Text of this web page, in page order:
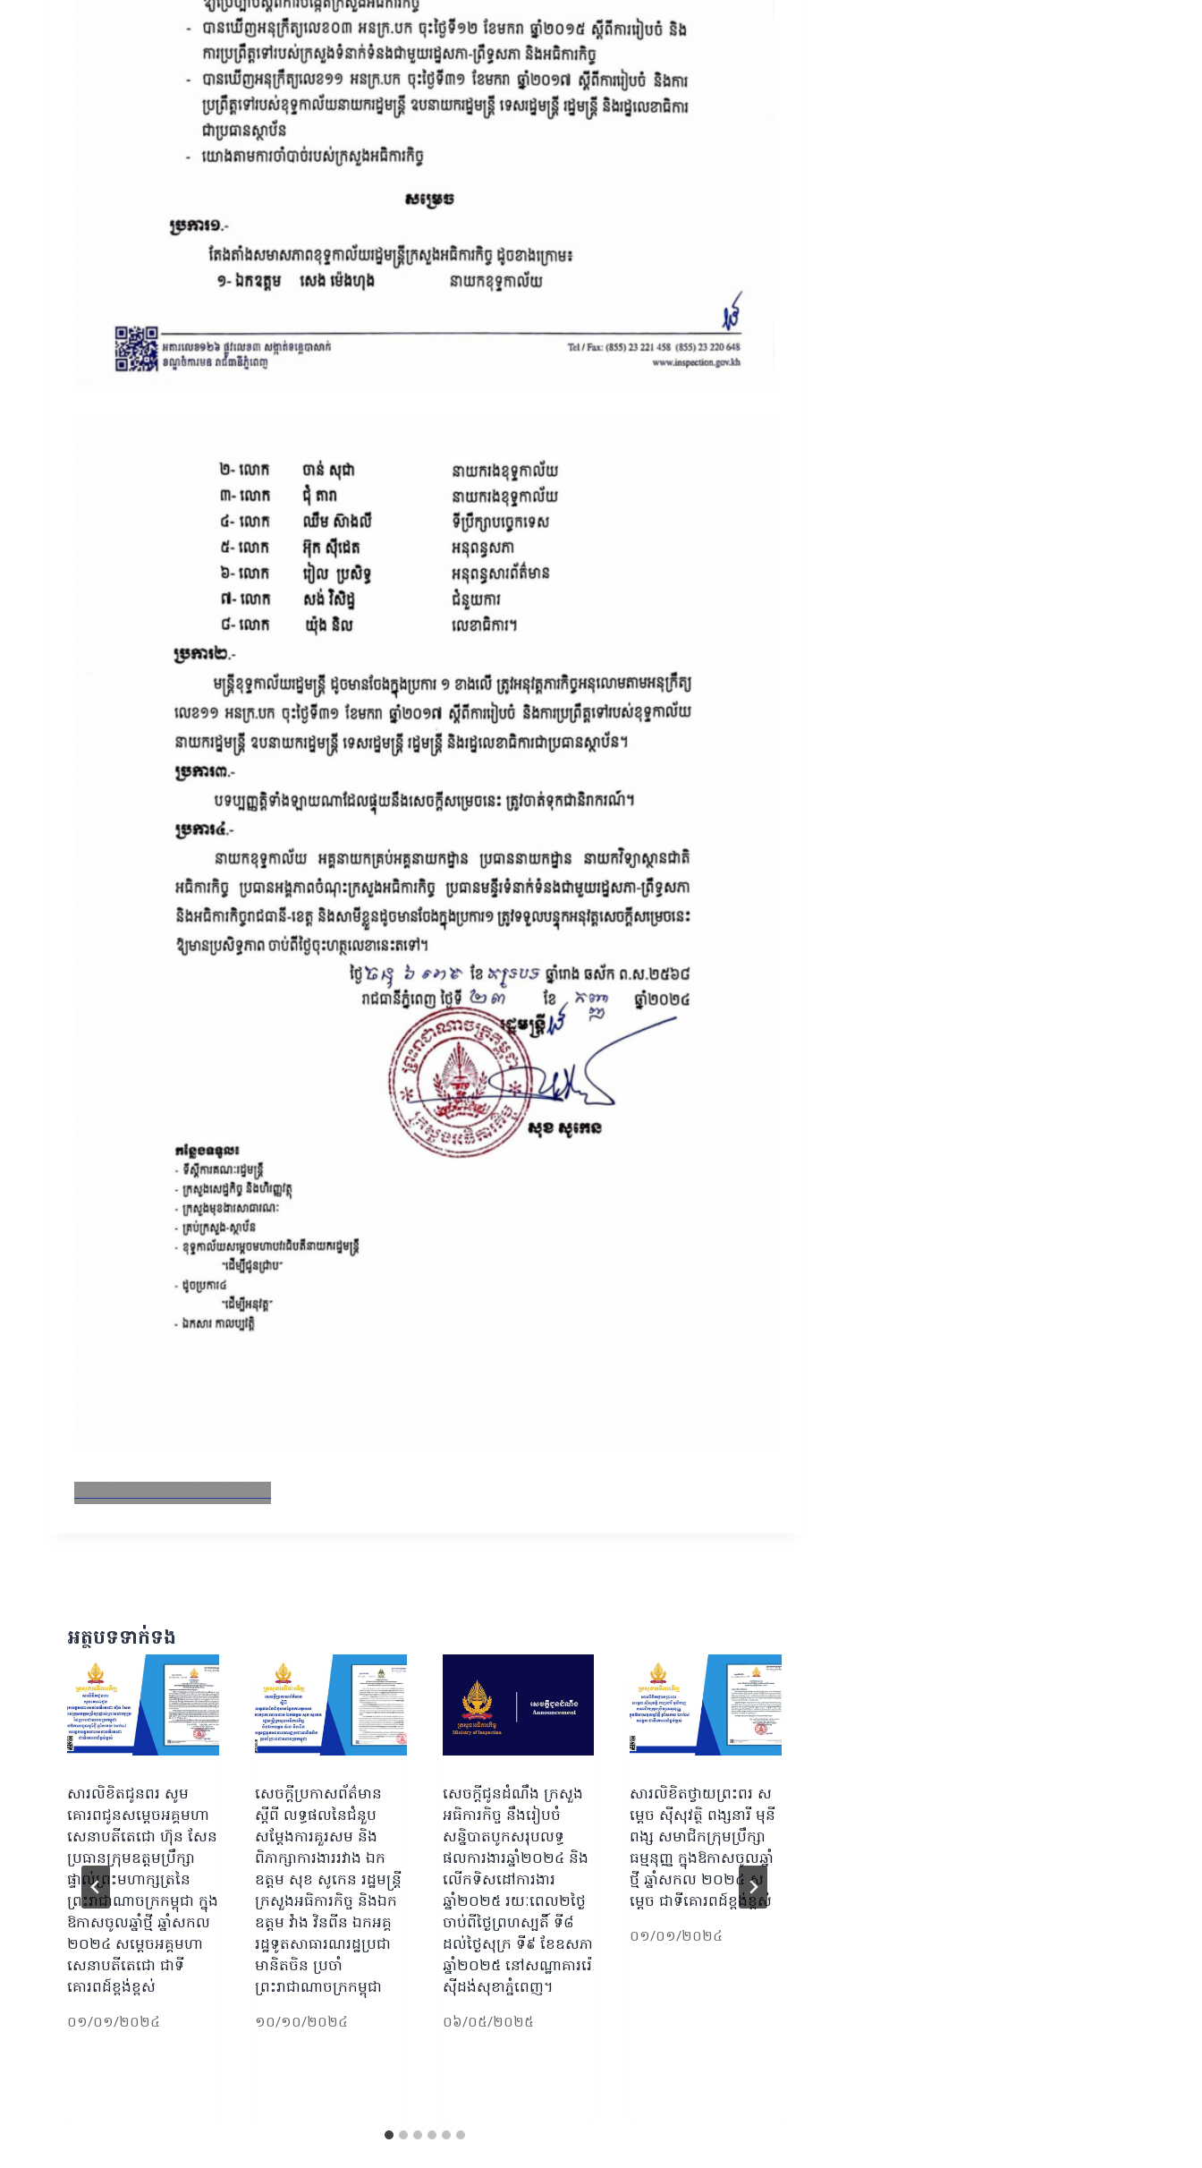
FacebookXEmailLinkedIn
អត្ថបទទាក់ទង
សារលិខិតជូនពរ សូម
គោរពជូនសម្តេចអគ្គមហា
សេនាបតីតេជោ ហ៊ុន សែន
ប្រធានក្រុមឧត្តមប្រឹក្សា
ផ្ទាល់ព្រះមហាក្សត្រ​នៃ
ព្រះរាជាណាចក្រកម្ពុជា​​ ក្នុង
ឱកាសចូលឆ្នាំថ្មី ឆ្នាំសកល
២០២៤ សម្តេចអគ្គមហា
សេនាបតីតេជោ ជាទី
គោរពដ៍ខ្ពង់ខ្ពស់
០១/០១/២០២៤
សេចក្ដីប្រកាសព័ត៌មាន
ស្ដីពី លទ្ធផលនៃជំនួប
សម្ដែងការគួរសម និង
ពិភាក្សាការងាររវាង ឯក
ឧត្តម សុខ សូកេន រដ្ឋមន្រ្តី
ក្រសួងអធិការកិច្ច និងឯក
ឧត្តម វ៉ាង វិនពីន ឯកអគ្គ
រដ្ឋទូតសាធារណរដ្ឋប្រជា
មានិតចិន ប្រចាំ
ព្រះរាជាណាចក្រកម្ពុជា
១០/១០/២០២៤
សេចក្ដីជូនដំណឹង ក្រសួង
អធិការកិច្ច នឹងរៀបចំ
សន្និបាតបូកសរុបលទ្ធ
ផលការងារឆ្នាំ២០២៤ និង
លើកទិសដៅការងារ
ឆ្នាំ២០២៥ រយៈពេល២ថ្ងៃ
ចាប់ពីថ្ងៃព្រហស្បតិ៍ ទី៨
ដល់ថ្ងៃសុក្រ ទី៩ ខែឧសភា
ឆ្នាំ២០២៥ នៅសណ្ឋាគាររ៉េ
ស៊ីដង់សុខាភ្នំពេញ។
០៦/០៥/២០២៥
សារលិខិតថ្វាយព្រះពរ ​ស
ម្តេច ស៊ីសុវត្ថិ ពង្សនារី មុនី
ពង្ស សមាជិកក្រុមប្រឹក្សា
ធម្មនុញ្ញ ​ក្នុងឱកាសចូលឆ្នាំ
ថ្មី ឆ្នាំសកល ២០២៤ ស
ម្តេច ជាទីគោរពដ៍ខ្ពង់ខ្ពស់
០១/០១/២០២៤